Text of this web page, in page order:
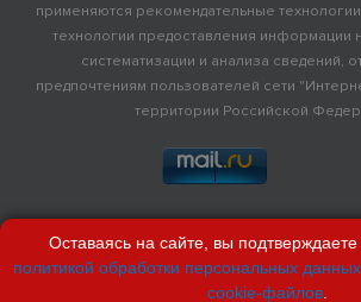
применяются рекомендательные
технологии предоставления информации
систематизации и анализа сведений,
предпочтениям пользователей сети
территории Российской
Оставаясь на сайте, вы подтверждаете
политикой обработки персональных данных
cookie-файлов.